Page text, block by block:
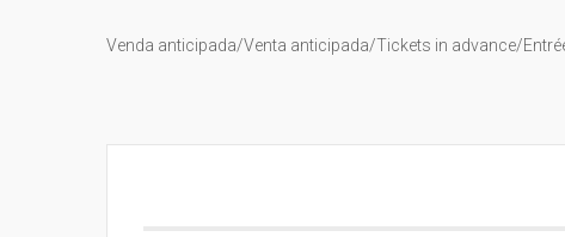
Venda anticipada/Venta anticipada/Tickets in advance/